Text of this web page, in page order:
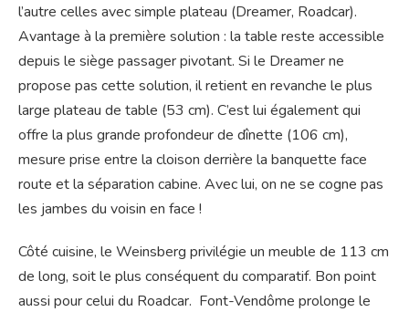
l’autre celles avec simple plateau (Dreamer, Roadcar).
Avantage à la première solution : la table reste accessible
depuis le siège passager pivotant. Si le Dreamer ne
propose pas cette solution, il retient en revanche le plus
large plateau de table (53 cm). C’est lui également qui
offre la plus grande profondeur de dînette (106 cm),
mesure prise entre la cloison derrière la banquette face
route et la séparation cabine. Avec lui, on ne se cogne pas
les jambes du voisin en face !
Côté cuisine, le Weinsberg privilégie un meuble de 113 cm
de long, soit le plus conséquent du comparatif. Bon point
aussi pour celui du Roadcar. Font-Vendôme prolonge le